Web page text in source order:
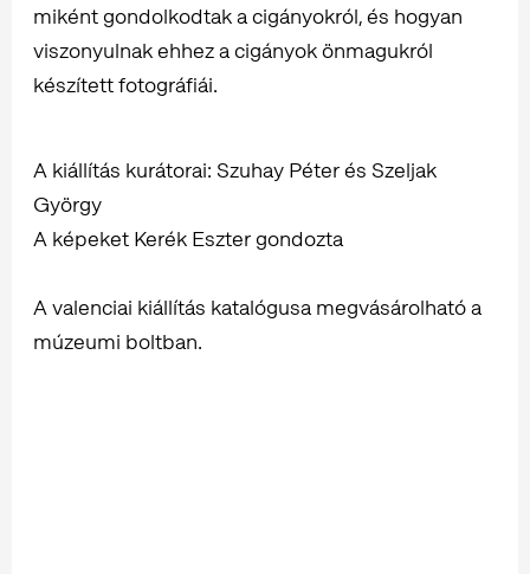
miként gondolkodtak a cigányokról, és hogyan
viszonyulnak ehhez a cigányok önmagukról
készített fotográfiái.
A kiállítás kurátorai: Szuhay Péter és Szeljak
György
A képeket Kerék Eszter gondozta
A valenciai kiállítás katalógusa megvásárolható a
múzeumi boltban.